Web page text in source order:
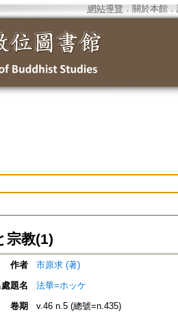
網站導覽 ． 關於本館．
宗教(1)
作者
市原求 (著)
題名
法華=ホッケ
卷期
v.46 n.5 (總號=n.435)